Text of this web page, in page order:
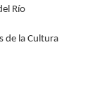
Río
de la Cultura